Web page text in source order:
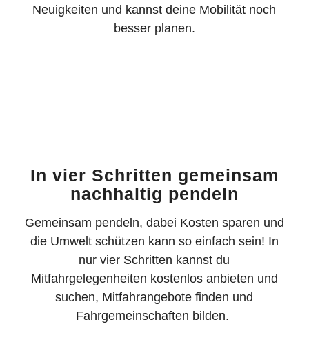
Neuigkeiten und kannst deine Mobilität noch
besser planen.
In vier Schritten gemeinsam
nachhaltig pendeln
Gemeinsam pendeln, dabei Kosten sparen und
die Umwelt schützen kann so einfach sein! In
nur vier Schritten kannst du
Mitfahrgelegenheiten kostenlos anbieten und
suchen, Mitfahrangebote finden und
Fahrgemeinschaften bilden.